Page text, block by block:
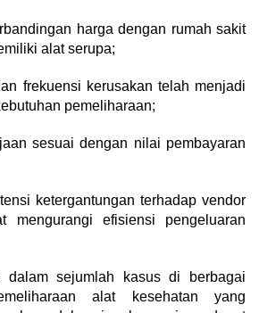
harga dengan rumah sakit
alat serupa;
frekuensi kerusakan telah menjadi
pemeliharaan;
sesuai dengan nilai pembayaran
ketergantungan terhadap vendor
mengurangi efisiensi pengeluaran
dalam sejumlah kasus di berbagai
alat kesehatan yang